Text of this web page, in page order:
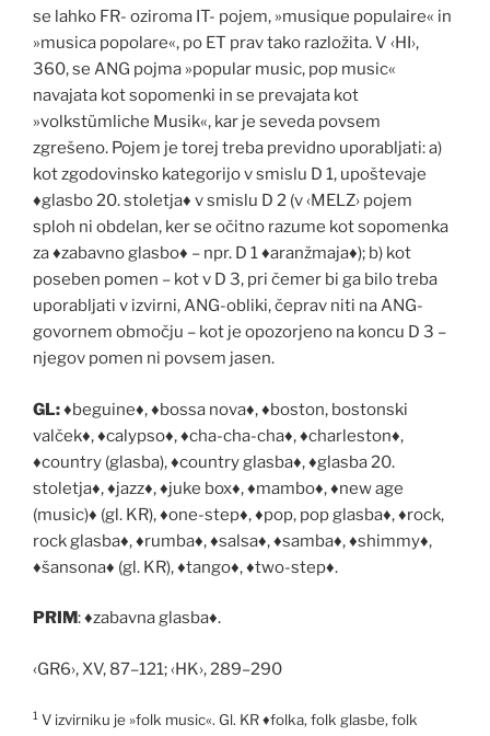
se lahko FR- oziroma IT- pojem, »musique populaire« in
»musica popolare«, po ET prav tako razložita. V ‹HI›,
360, se ANG pojma »popular music, pop music«
navajata kot sopomenki in se prevajata kot
»volkstümliche Musik«, kar je seveda povsem
zgrešeno. Pojem je torej treba previdno uporabljati: a)
kot zgodovinsko kategorijo v smislu D 1, upoštevaje
♦glasbo 20. stoletja♦ v smislu D 2 (v ‹MELZ› pojem
sploh ni obdelan, ker se očitno razume kot sopomenka
za♦zabavno glasbo♦ – npr. D 1♦aranžmaja♦); b) kot
poseben pomen – kot v D 3, pri čemer bi ga bilo treba
uporabljati v izvirni, ANG-obliki,čeprav niti na ANG-
govornem območju – kot je opozorjeno na koncu D 3 –
njegov pomen ni povsem jasen.
GL:♦beguine♦,♦bossa nova♦,♦boston, bostonski
valček♦,♦calypso♦,♦cha-cha-cha♦,♦charleston♦,
♦country (glasba),♦country glasba♦,♦glasba 20.
stoletja♦,♦jazz♦,♦juke box♦,♦mambo♦,♦new age
(music)♦ (gl. KR),♦one-step♦,♦pop, pop glasba♦,♦rock,
rock glasba♦,♦rumba♦,♦salsa♦,♦samba♦,♦shimmy♦,
♦šansona♦ (gl. KR),♦tango♦,♦two-step♦.
PRIM:♦zabavna glasba♦.
‹GR6›, XV, 87–121; ‹HK›, 289–290
1 V izvirniku je »folk music«. Gl. KR♦folka, folk glasbe, folk